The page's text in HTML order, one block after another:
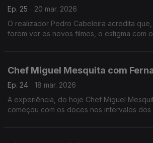
Ep. 25
20 mar. 2026
O realizador Pedro Cabeleira acredita
forem ver os novos filmes, o estigma com
Chef Miguel Mesquita com
Ep. 24
18 mar. 2026
A experiência, do hoje Chef Miguel
começou com os doces nos intervalos dos